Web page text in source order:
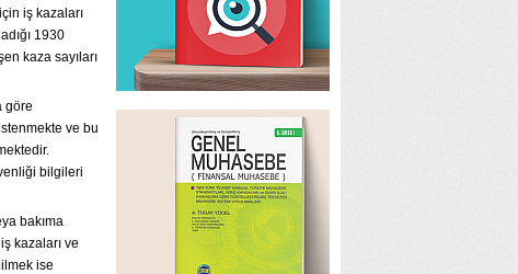
iş kazaları
1930
kaza sayıları
göre
ve bu
bilgileri
bakıma
kazaları ve
ise